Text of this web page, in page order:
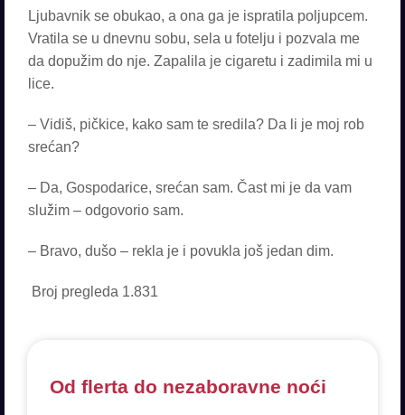
Ljubavnik se obukao, a ona ga je ispratila poljupcem.
Vratila se u dnevnu sobu, sela u fotelju i pozvala me
da dopužim do nje. Zapalila je cigaretu i zadimila mi u
lice.
– Vidiš, pičkice, kako sam te sredila? Da li je moj rob
srećan?
– Da, Gospodarice, srećan sam. Čast mi je da vam
služim – odgovorio sam.
– Bravo, dušo – rekla je i povukla još jedan dim.
Broj pregleda 1.831
Od flerta do nezaboravne noći